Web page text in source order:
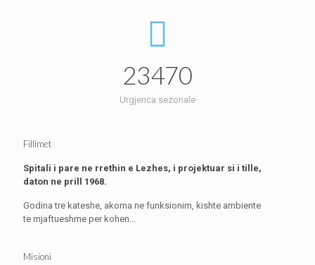
23470
Urgjenca sezonale
Fillimet
Spitali i pare ne rrethin e Lezhes, i projektuar si i tille,
daton ne prill 1968.
Godina tre kateshe, akoma ne funksionim, kishte ambiente
te mjaftueshme per kohen...
Misioni